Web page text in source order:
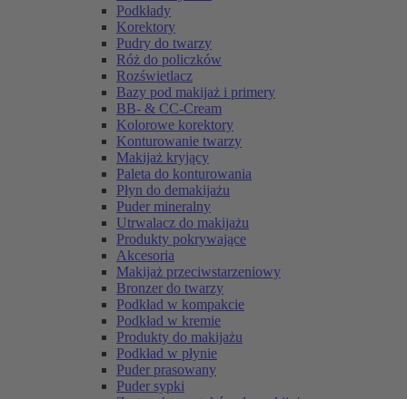
Podkłady
Korektory
Pudry do twarzy
Róż do policzków
Rozświetlacz
Bazy pod makijaż i primery
BB- & CC-Cream
Kolorowe korektory
Konturowanie twarzy
Makijaż kryjący
Paleta do konturowania
Płyn do demakijażu
Puder mineralny
Utrwalacz do makijażu
Produkty pokrywające
Akcesoria
Makijaż przeciwstarzeniowy
Bronzer do twarzy
Podkład w kompakcie
Podkład w kremie
Produkty do makijażu
Podkład w płynie
Puder prasowany
Puder sypki